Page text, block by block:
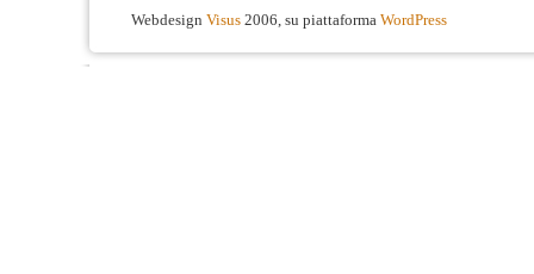
Webdesign Visus 2006, su piattaforma WordPress